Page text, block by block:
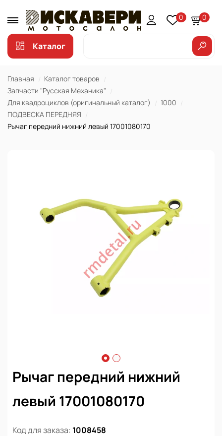
0 0
Каталог
Главная
Каталог товаров
Запчасти "Русская Механика"
Для квадроциклов (оригинальный каталог)
1000
ПОДВЕСКА ПЕРЕДНЯЯ
Рычаг передний нижний левый 17001080170
Рычаг передний нижний
левый 17001080170
Код для заказа: 1008458